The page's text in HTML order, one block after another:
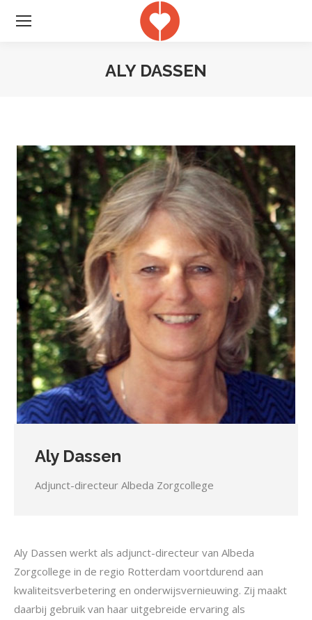
ALY DASSEN
Aly Dassen
Adjunct-directeur Albeda Zorgcollege
Aly Dassen werkt als adjunct-directeur van Albeda
Zorgcollege in de regio Rotterdam voortdurend aan
kwaliteitsverbetering en onderwijsvernieuwing. Zij maakt
daarbij gebruik van haar uitgebreide ervaring als